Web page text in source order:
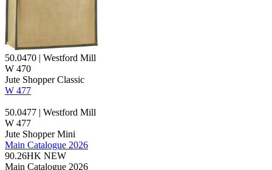
50.0470 | Westford Mill
W 470
Jute Shopper Classic
W 477
50.0477 | Westford Mill
W 477
Jute Shopper Mini
Main Catalogue 2026
90.26HK NEW
Main Catalogue 2026